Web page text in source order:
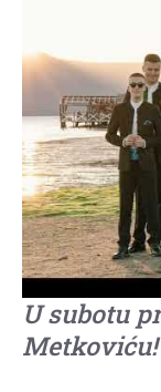
U subotu
Metkoviću!